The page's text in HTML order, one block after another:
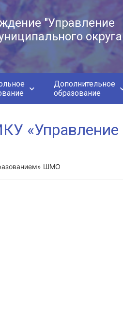
"Управление
округа
Дополнительное
образование
«Управление
ШМО